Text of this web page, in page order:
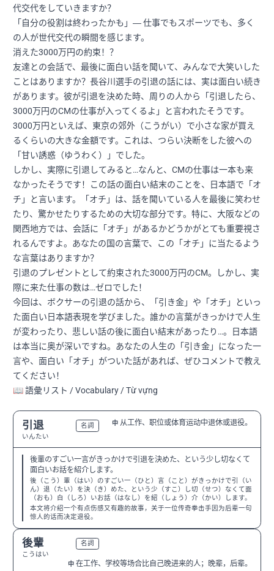
代交代をしていきますか？
「自分の役割は終わったかも」― 仕事でもスポーツでも、多く
の人が世代交代の瞬間を感じます。
消えた3000万円の約束！？
友達との会話で、最後に面白い話を聞いて、みんなで大笑いした
ことはありますか？長谷川選手の引退の話には、実は面白い続き
があります。彼が引退を決めた時、周りの人から「引退したら、
3000万円のCMの仕事が入ってくるよ」と言われたそうです。
3000万円といえば、東京の郊外（こうがい）で小さな家が買え
るくらいの大きな金額です。これは、つらい決断をした彼への
「甘い誘惑（ゆうわく）」でした。
しかし、実際に引退してみると…なんと、CMの仕事は一本も来
なかったそうです！この話の面白い結末のことを、日本語で「オ
チ」と言います。「オチ」は、話を聞いている人を最後に笑わせ
たり、驚かせたりするための大切な部分です。特に、大阪などの
関西地方では、会話に「オチ」があるかどうかがとても重要視さ
れるんですよ。あなたの国の言葉で、この「オチ」に当たるよう
な言葉はありますか？
引退のプレゼントとして約束された3000万円のCM。しかし、実
際に来た仕事の数は…ゼロでした！
今回は、ボクサーの引退の話から、「引き金」や「オチ」といっ
た面白い日本語表現を学びました。誰かの言葉がきっかけで人生
が変わったり、悲しい話の後に面白い結末があったり…。日本語
は本当に奥が深いですね。あなたの人生の「引き金」になった一
言や、面白い「オチ」がついた話があれば、ぜひコメントで教え
てください！
📖 語彙リスト / Vocabulary / Từ vựng
引退
いんたい
名詞 中 从工作、职位或体育运动中退休或退役。
後輩のすごい一言がきっかけで引退を決めた、という少し切なくて
面白いお話を紹介します。
後（こう）輩（はい）のすごい一（ひと）言（こと）がきっかけで引（い
ん）退（たい）を決（き）めた、という少（すこ）し切（せつ）なくて面
（おも）白（しろ）いお話（はなし）を紹（しょう）介（かい）します。
本文将介绍一个有点伤感又有趣的故事，关于一位传奇拳击手因为后辈一句
惊人的话而决定退役。
後輩
こうはい
名詞
中 在工作、学校等场合比自己晚进来的人；晚辈，后辈。